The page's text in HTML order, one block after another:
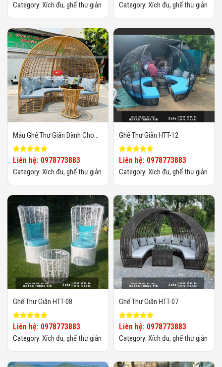
Category: Xích đu, ghế thư giản Category: Xích đu, ghế thư giản
Mẫu Ghế Thư Giãn Dành Cho
Khu Du Lịch
Liên hệ: 0978773883
Category: Xích đu, ghế thư giản
Ghế Thư Giãn HTT-12
Liên hệ: 0978773883
Category: Xích đu, ghế thư giản
Ghế Thư Giãn HTT-08
Liên hệ: 0978773883
Category: Xích đu, ghế thư giản
Ghế Thư Giãn HTT-07
Liên hệ: 0978773883
Category: Xích đu, ghế thư giản